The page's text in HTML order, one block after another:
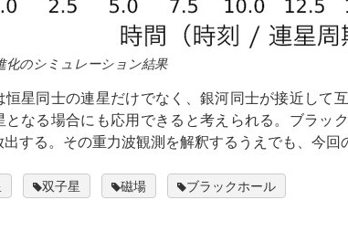
化のシミュレーション結果
恒星同士の連星だけでなく、銀河同士が接近して
となる場合にも応用できると考えられる。ブラッ
する。その重力波観測を解釈するうえでも、今回
双子星 磁場 ブラックホール